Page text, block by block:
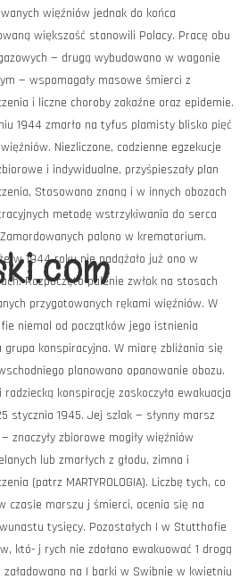
więźniów jednak do końca
większość stanowili Polacy. Pracę obu
— drugą wybudowano w wagonie
— wspomagały masowe śmierci z
i liczne choroby zakaźne oraz epidemie.
1944 zmarło na tyfus plamisty blisko pięć
Niezliczone, codzienne egzekucje
i indywidualne, przyśpieszały plan
Stosowano znaną i w innych obozach
metodę wstrzykiwania do serca
palono w krematorium.
w 1944 roku nie nadążało już ono w
Rozpoczęto palenie zwłok na stosach
przygotowanych rękami więźniów. W
niemal od początków jego istnienia
grupa konspiracyjna. W miarę zbliżania się
planowano opanowanie obozu.
radziecką konspirację zaskoczyła ewakuacja
stycznia 1945. Jej szlak — słynny marsz
znaczyły zbiorowe mogiły więźniów
lub zmarłych z głodu, zimna i
(patrz MARTYROLOGIA). Liczbę tych, co
czasie marszu j śmierci, ocenia się na
tysięcy. Pozostałych | w Stutthofie
któ- j rych nie zdołano ewakuować 1 drogą
załadowano na | barki w Swibnie w kwietniu